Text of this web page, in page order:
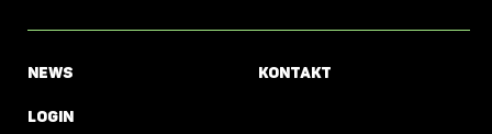
News
Login
Kontakt